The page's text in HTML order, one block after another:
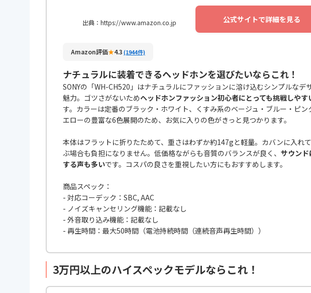
出典：https://www.amazon.co.jp 公式サイトで詳細を見る
Amazon評価★4.3(1944件)
ナチュラルに装着できるヘッドホンを選びたいならこれ！
SONYの「WH-CH520」はナチュラルにファッションに溶け込むシンプルなデ
魅力。ゴツさがないためヘッドホンファッション初心者にとっても挑戦しやす
す。カラーは定番のブラック・ホワイト、くすみ系のベージュ・ブルー・ピン
エローの豊富な6色展開のため、お気に入りの色がきっと見つかります。
本体はフラットに折りたためて、重さはわずか約147gと軽量。カバンに入れ
ぶ場合も負担になりません。低価格ながらも音質のバランスが良く、 サウン
する声も多いです。コスパの良さを重視したい方にもおすすめします。
商品スペック：
- 対応コーデック：SBC, AAC
- ノイズキャンセリング機能：記載なし
- 外音取り込み機能：記載なし
- 再生時間：最大50時間（電池持続時間（連続音声再生時間））
3万円以上のハイスペックモデルならこれ！